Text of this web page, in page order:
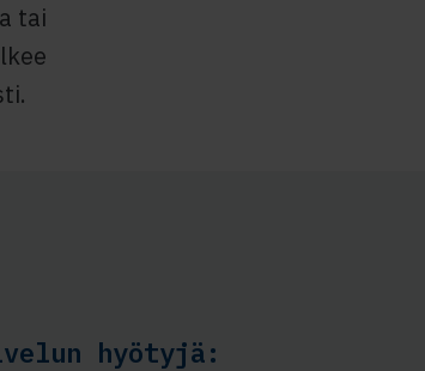
tai
hyötyjä: